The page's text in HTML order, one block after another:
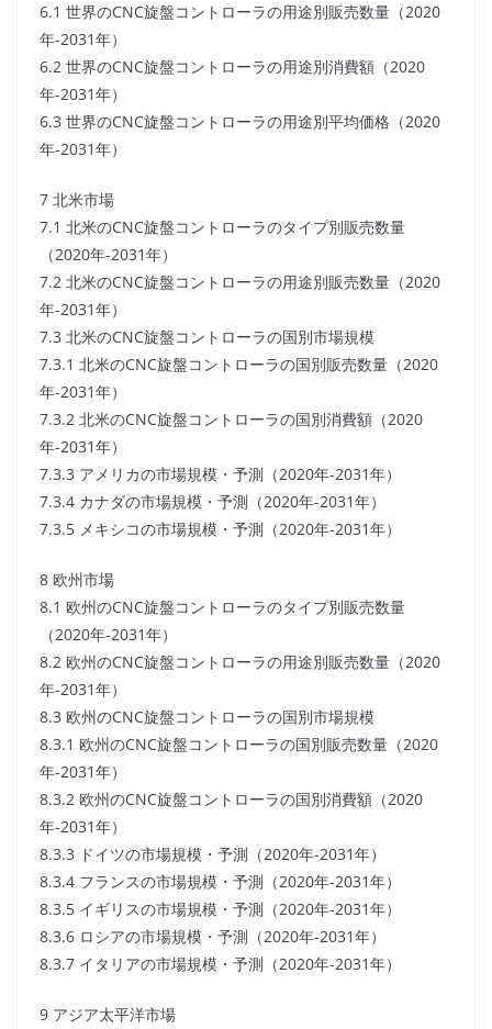
6.1 世界のCNC旋盤コントローラの用途別販売数量（2020
年-2031年）
6.2 世界のCNC旋盤コントローラの用途別消費額（2020
年-2031年）
6.3 世界のCNC旋盤コントローラの用途別平均価格（2020
年-2031年）
7 北米市場
7.1 北米のCNC旋盤コントローラのタイプ別販売数量
（2020年-2031年）
7.2 北米のCNC旋盤コントローラの用途別販売数量（2020
年-2031年）
7.3 北米のCNC旋盤コントローラの国別市場規模
7.3.1 北米のCNC旋盤コントローラの国別販売数量（2020
年-2031年）
7.3.2 北米のCNC旋盤コントローラの国別消費額（2020
年-2031年）
7.3.3 アメリカの市場規模・予測（2020年-2031年）
7.3.4 カナダの市場規模・予測（2020年-2031年）
7.3.5 メキシコの市場規模・予測（2020年-2031年）
8 欧州市場
8.1 欧州のCNC旋盤コントローラのタイプ別販売数量
（2020年-2031年）
8.2 欧州のCNC旋盤コントローラの用途別販売数量（2020
年-2031年）
8.3 欧州のCNC旋盤コントローラの国別市場規模
8.3.1 欧州のCNC旋盤コントローラの国別販売数量（2020
年-2031年）
8.3.2 欧州のCNC旋盤コントローラの国別消費額（2020
年-2031年）
8.3.3 ドイツの市場規模・予測（2020年-2031年）
8.3.4 フランスの市場規模・予測（2020年-2031年）
8.3.5 イギリスの市場規模・予測（2020年-2031年）
8.3.6 ロシアの市場規模・予測（2020年-2031年）
8.3.7 イタリアの市場規模・予測（2020年-2031年）
9 アジア太平洋市場